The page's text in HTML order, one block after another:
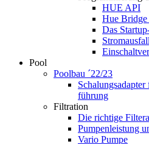
HUE API
Hue
Das
Pool
Poolbau ´22/23
führung
Filtration
Die richtige
Pumpenleistung
Vario Pumpe